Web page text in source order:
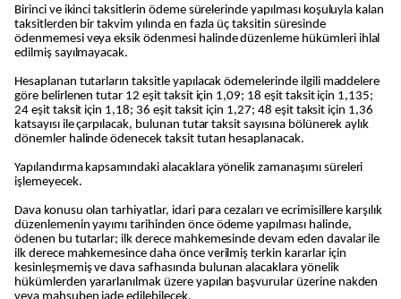
Birinci ve ikinci taksitlerin ödeme sürelerinde yapılması koşuluyla kalan
taksitlerden bir takvim yılında en fazla üç taksitin süresinde
ödenmemesi veya eksik ödenmesi halinde düzenleme hükümleri ihlal
edilmiş sayılmayacak.
Hesaplanan tutarların taksitle yapılacak ödemelerinde ilgili maddelere
göre belirlenen tutar 12 eşit taksit için 1,09; 18 eşit taksit için 1,135;
24 eşit taksit için 1,18; 36 eşit taksit için 1,27; 48 eşit taksit için 1,36
katsayısı ile çarpılacak, bulunan tutar taksit sayısına bölünerek aylık
dönemler halinde ödenecek taksit tutarı hesaplanacak.
Yapılandırma kapsamındaki alacaklara yönelik zamanaşımı süreleri
işlemeyecek.
Dava konusu olan tarhiyatlar, idari para cezaları ve ecrimisillere karşılık
düzenlemenin yayımı tarihinden önce ödeme yapılması halinde,
ödenen bu tutarlar; ilk derece mahkemesinde devam eden davalar ile
ilk derece mahkemesince daha önce verilmiş terkin kararlar için
kesinleşmemiş ve dava safhasında bulunan alacaklara yönelik
hükümlerden yararlanılmak üzere yapılan başvurular üzerine nakden